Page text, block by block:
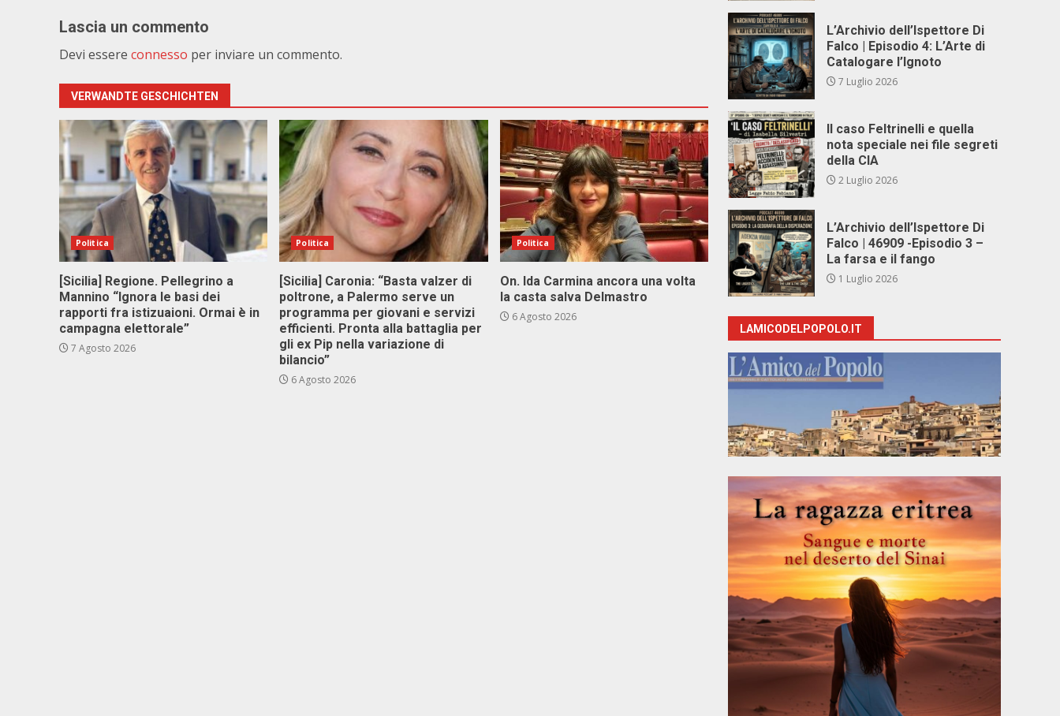
Lascia un commento
Devi essere connesso per inviare un commento.
VERWANDTE GESCHICHTEN
Politica
[Sicilia] Regione. Pellegrino a
Mannino “Ignora le basi dei
rapporti fra istizuaioni. Ormai è in
campagna elettorale”
7 Agosto 2026
Politica
[Sicilia] Caronia: “Basta valzer di
poltrone, a Palermo serve un
programma per giovani e servizi
efficienti. Pronta alla battaglia per
gli ex Pip nella variazione di
bilancio”
6 Agosto 2026
Politica
On. Ida Carmina ancora una volta
la casta salva Delmastro
6 Agosto 2026
L’Archivio dell’Ispettore Di
Falco | Episodio 4: L’Arte di
Catalogare l’Ignoto
7 Luglio 2026
Il caso Feltrinelli e quella
nota speciale nei file segreti
della CIA
2 Luglio 2026
L’Archivio dell’Ispettore Di
Falco | 46909 -Episodio 3 –
La farsa e il fango
1 Luglio 2026
LAMICODELPOPOLO.IT